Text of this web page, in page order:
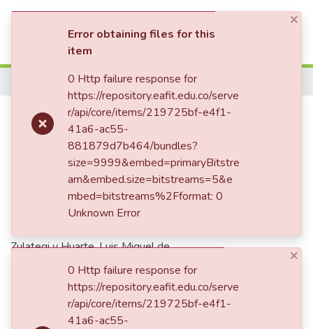
Communities & Collections
All of DSpace
Statistics
Don Guillermo Uribe Holguín
22/03/1968
Authors
Zulategi y Huarte, Luis Miguel de
Publisher
Periódico El Correo
×
Error obtaining files for this
item
0 Http failure response for
https://repository.eafit.edu.co/serve
r/api/core/items/219725bf-e4f1-
41a6-ac55-
881879d7b464/bundles?
size=9999&embed=primaryBitstre
am&embed.size=bitstreams=5&e
mbed=bitstreams%2Fformat: 0
Unknown Error
×
0 Http failure response for
https://repository.eafit.edu.co/serve
r/api/core/items/219725bf-e4f1-
41a6-ac55-